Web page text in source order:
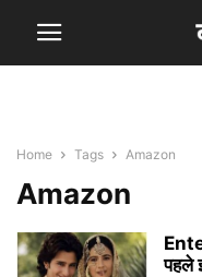
Home Tags Amazon
Amazon
पहले